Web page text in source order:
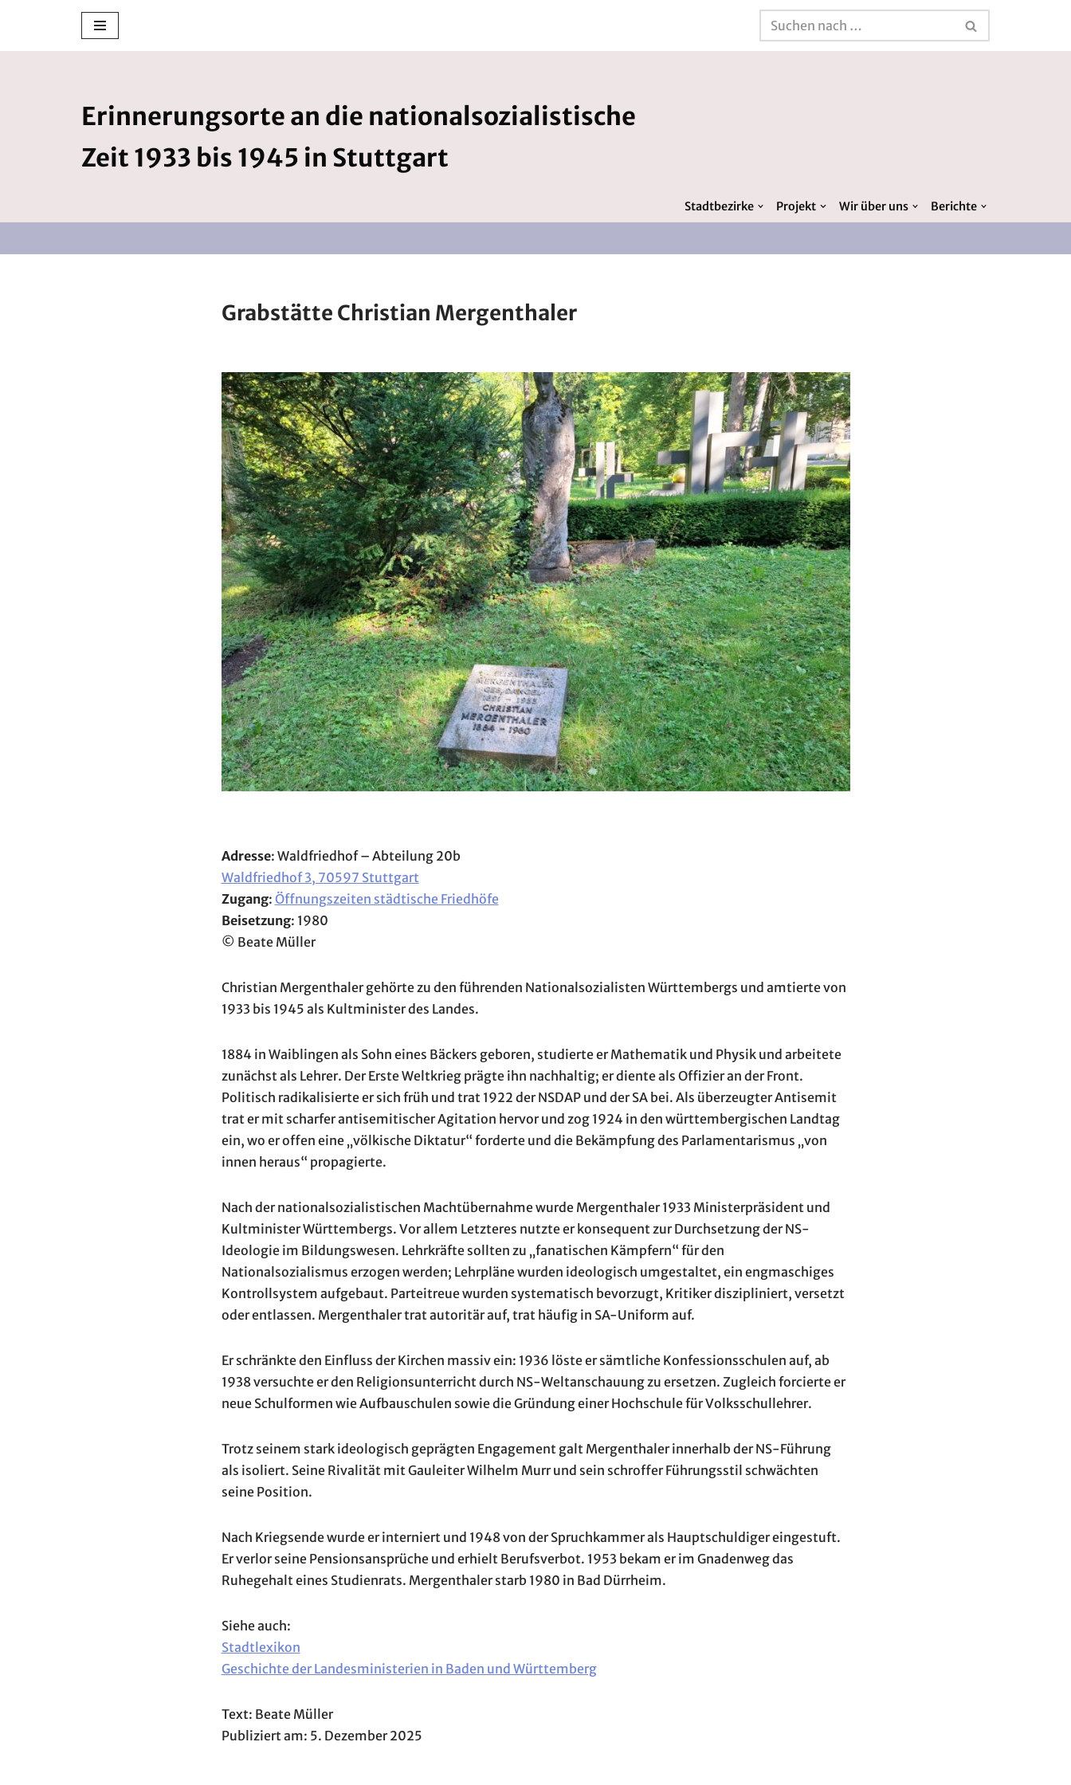
Erinnerungsorte an die nationalsozialistische
Zeit 1933 bis 1945 in Stuttgart
Stadtbezirke Projekt Wir über uns Berichte
Grabstätte Christian Mergenthaler
Adresse: Waldfriedhof – Abteilung 20b
Waldfriedhof 3, 70597 Stuttgart
Zugang: Öffnungszeiten städtische Friedhöfe
Beisetzung: 1980
© Beate Müller
Christian Mergenthaler gehörte zu den führenden Nationalsozialisten Württembergs und amtierte von
1933 bis 1945 als Kultminister des Landes.
1884 in Waiblingen als Sohn eines Bäckers geboren, studierte er Mathematik und Physik und arbeitete
zunächst als Lehrer. Der Erste Weltkrieg prägte ihn nachhaltig; er diente als Offizier an der Front.
Politisch radikalisierte er sich früh und trat 1922 der NSDAP und der SA bei. Als überzeugter Antisemit
trat er mit scharfer antisemitischer Agitation hervor und zog 1924 in den württembergischen Landtag
ein, wo er offen eine „völkische Diktatur“ forderte und die Bekämpfung des Parlamentarismus „von
innen heraus“ propagierte.
Nach der nationalsozialistischen Machtübernahme wurde Mergenthaler 1933 Ministerpräsident und
Kultminister Württembergs. Vor allem Letzteres nutzte er konsequent zur Durchsetzung der NS-
Ideologie im Bildungswesen. Lehrkräfte sollten zu „fanatischen Kämpfern“ für den
Nationalsozialismus erzogen werden; Lehrpläne wurden ideologisch umgestaltet, ein engmaschiges
Kontrollsystem aufgebaut. Parteitreue wurden systematisch bevorzugt, Kritiker diszipliniert, versetzt
oder entlassen. Mergenthaler trat autoritär auf, trat häufig in SA-Uniform auf.
Er schränkte den Einfluss der Kirchen massiv ein: 1936 löste er sämtliche Konfessionsschulen auf, ab
1938 versuchte er den Religionsunterricht durch NS-Weltanschauung zu ersetzen. Zugleich forcierte er
neue Schulformen wie Aufbauschulen sowie die Gründung einer Hochschule für Volksschullehrer.
Trotz seinem stark ideologisch geprägten Engagement galt Mergenthaler innerhalb der NS-Führung
als isoliert. Seine Rivalität mit Gauleiter Wilhelm Murr und sein schroffer Führungsstil schwächten
seine Position.
Nach Kriegsende wurde er interniert und 1948 von der Spruchkammer als Hauptschuldiger eingestuft.
Er verlor seine Pensionsansprüche und erhielt Berufsverbot. 1953 bekam er im Gnadenweg das
Ruhegehalt eines Studienrats. Mergenthaler starb 1980 in Bad Dürrheim.
Siehe auch:
Stadtlexikon
Geschichte der Landesministerien in Baden und Württemberg
Text: Beate Müller
Publiziert am: 5. Dezember 2025